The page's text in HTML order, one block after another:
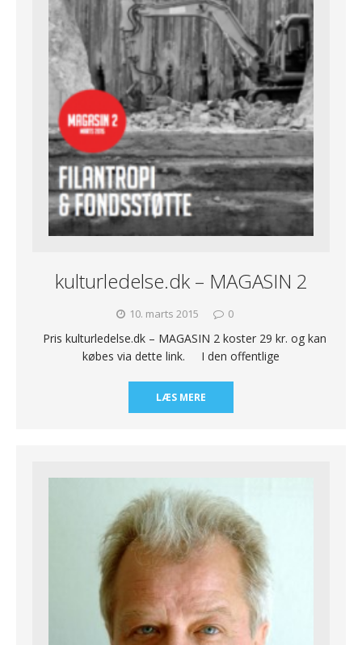
kulturledelse.dk – MAGASIN 2
10. marts 2015 0
Pris kulturledelse.dk – MAGASIN 2 koster 29 kr. og kan
købes via dette link. I den offentlige
LÆS MERE